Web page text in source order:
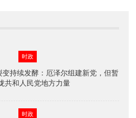
时政
持续发酵：厄泽尔组建新党，但暂
共和人民党地方力量
时政